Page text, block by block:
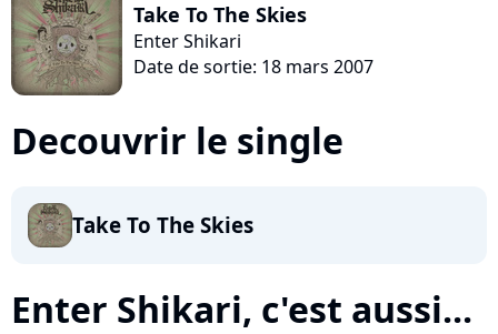
Take To The Skies
Enter Shikari
Date de sortie: 18 mars 2007
Decouvrir le single
Take To The Skies
Enter Shikari, c'est aussi...